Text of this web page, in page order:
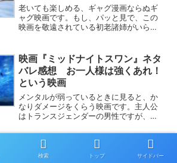
老いても楽しめる、ギャグ漫画ならぬギ
ャグ映画です。もし、パッと見で、この
映画を敬遠されている初老諸姉がいらっ
語ってみたいと思います。この映画、脚
本は芸人のバカリズムさん...
映画『ミッドナイトスワン』ネタ
バレ感想 お一人様は強くあれ！
という映画
メンタルが弱っているときに見ると、か
なりダメージをくらう映画です。主人公
はトランスジェンダーの男性ですが、彼
す。とは言い過ぎかもしれませんが、少
ことがあるなぁ。というわ...
検索 トップ サイドバー